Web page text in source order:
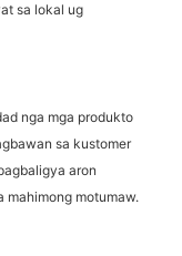
sa lokal ug
nga mga produkto
sa kustomer
aron
mahimong motumaw.